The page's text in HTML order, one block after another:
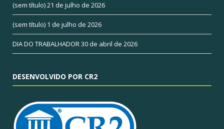
(sem título)21 de julho de 2026
(sem título) 1 de julho de 2026
DIA DO TRABALHADOR30 de abril de 2026
DESENVOLVIDO POR CR2